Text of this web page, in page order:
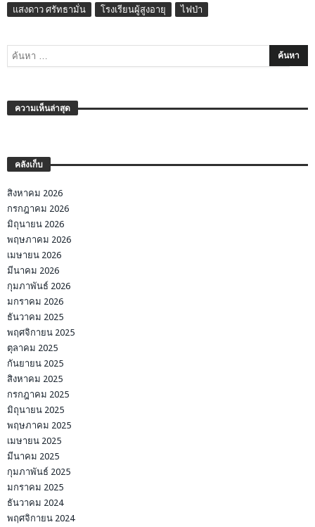
แสงดาว ศรัทธามั่น โรงเรียนผู้สูงอายุ ไฟป่า
ความเห็นล่าสุด
คลังเก็บ
สิงหาคม 2026
กรกฎาคม 2026
มิถุนายน 2026
พฤษภาคม 2026
เมษายน 2026
มีนาคม 2026
กุมภาพันธ์ 2026
มกราคม 2026
ธันวาคม 2025
พฤศจิกายน 2025
ตุลาคม 2025
กันยายน 2025
สิงหาคม 2025
กรกฎาคม 2025
มิถุนายน 2025
พฤษภาคม 2025
เมษายน 2025
มีนาคม 2025
กุมภาพันธ์ 2025
มกราคม 2025
ธันวาคม 2024
พฤศจิกายน 2024